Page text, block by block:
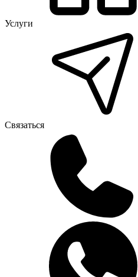
Услуги
Связаться